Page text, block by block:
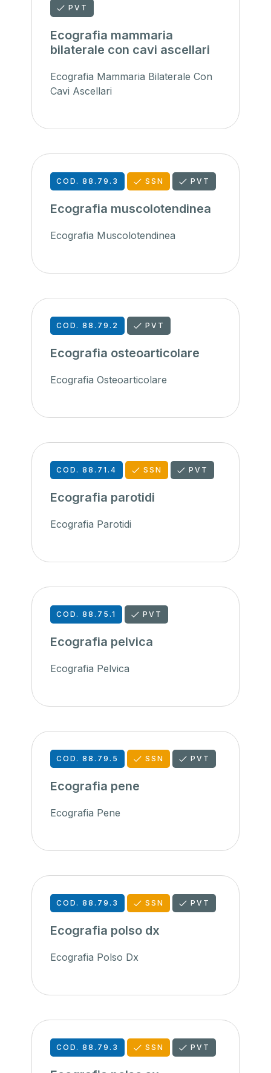
PVT
Ecografia mammaria
bilaterale con cavi ascellari
Ecografia Mammaria Bilaterale Con
Cavi Ascellari
COD. 88.79.3 SSN PVT
Ecografia muscolotendinea
Ecografia Muscolotendinea
COD. 88.79.2 PVT
Ecografia osteoarticolare
Ecografia Osteoarticolare
COD. 88.71.4 SSN PVT
Ecografia parotidi
Ecografia Parotidi
COD. 88.75.1 PVT
Ecografia pelvica
Ecografia Pelvica
COD. 88.79.5 SSN PVT
Ecografia pene
Ecografia Pene
COD. 88.79.3 SSN PVT
Ecografia polso dx
Ecografia Polso Dx
COD. 88.79.3 SSN PVT